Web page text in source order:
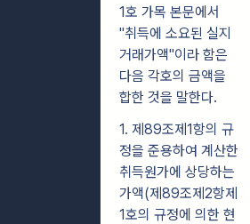
1호 가목 본문에서
"취득에 소요된 실지
거래가액"이라 함은
다음 각호의 금액을
합한 것을 말한다.
1. 제89조제1항의 규
정을 준용하여 계산한
취득원가에 상당하는
가액(제89조제2항제
1호의 규정에 의한 현